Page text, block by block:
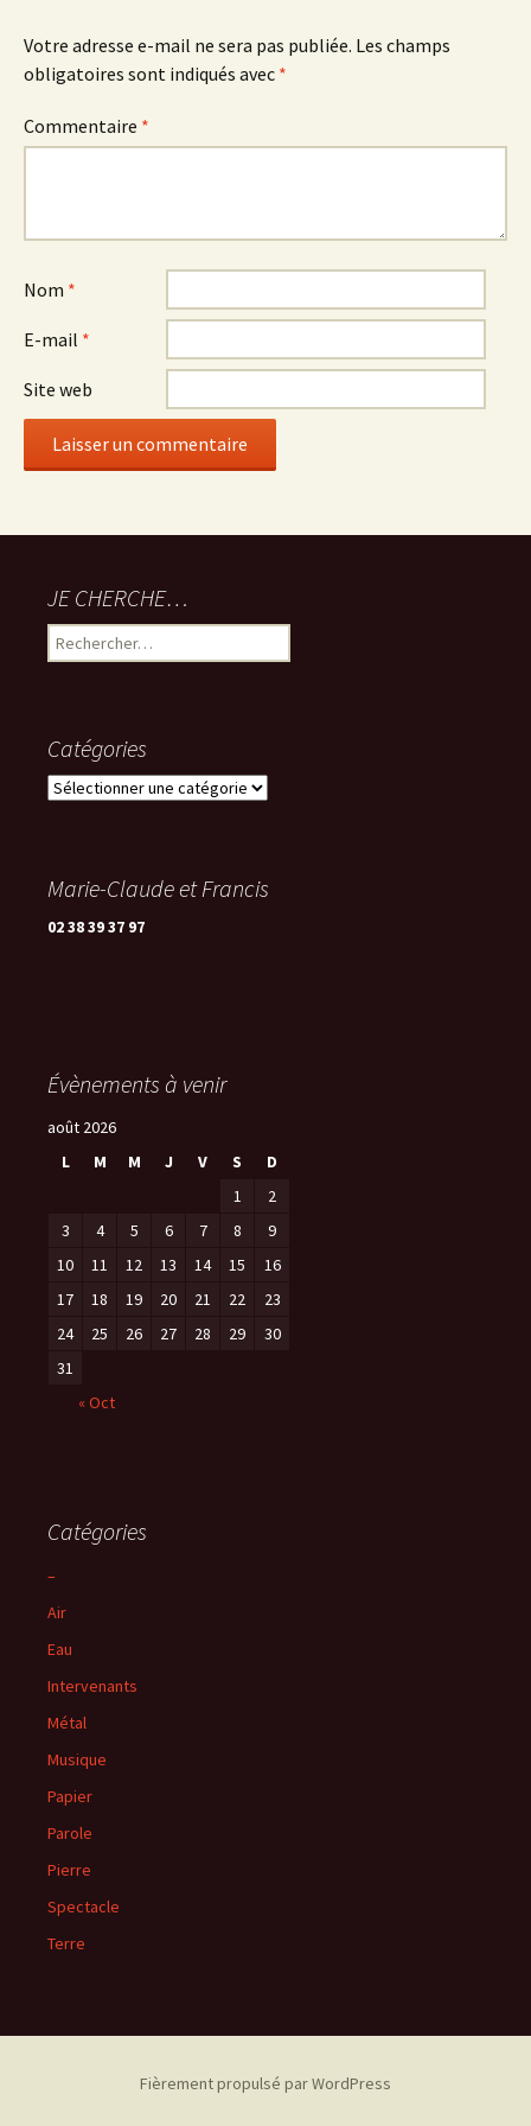
articles
Votre adresse e-mail ne sera pas publiée. Les champs
obligatoires sont indiqués avec *
Commentaire *
Nom *
E-mail *
Site web
JE CHERCHE…
Rechercher :
Catégories
Catégories
Marie-Claude et Francis
02 38 39 37 97
Évènements à venir
août 2026
L
M M J V S
D
1
2
3
4 5 6 7 8
9
10
11 12 13 14 15
16
17
18 19 20 21 22
23
24
25 26 27 28 29
30
31
« Oct
Catégories
–
Air
Eau
Intervenants
Métal
Musique
Papier
Parole
Pierre
Spectacle
Terre
Fièrement propulsé par WordPress